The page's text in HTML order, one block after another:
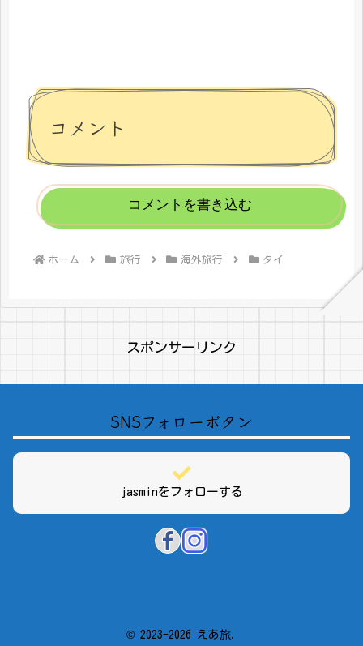
コメント
コメントを書き込む
ホーム 旅行 海外旅行 タイ
スポンサーリンク
SNSフォローボタン
jasminをフォローする
© 2023-2026 えあ旅.